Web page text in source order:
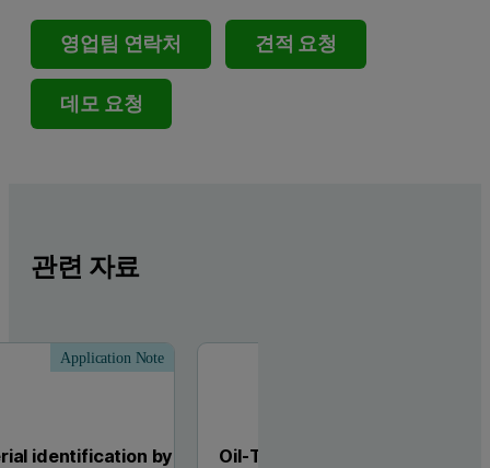
영업팀 연락처 견적 요청
데모 요청
관련 자료
Application Note
identification by
Oil-Trace: accurate elemental